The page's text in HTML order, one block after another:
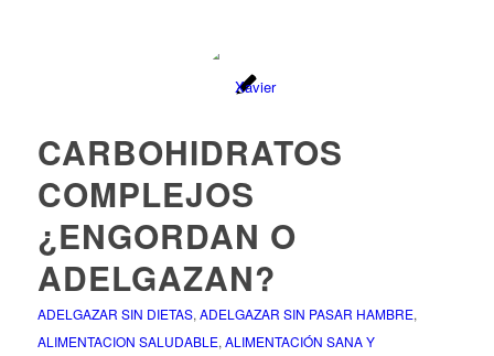
CARBOHIDRATOS
COMPLEJOS
¿ENGORDAN O
ADELGAZAN?
ADELGAZAR SIN DIETAS, ADELGAZAR SIN PASAR HAMBRE,
ALIMENTACION SALUDABLE, ALIMENTACIÓN SANA Y